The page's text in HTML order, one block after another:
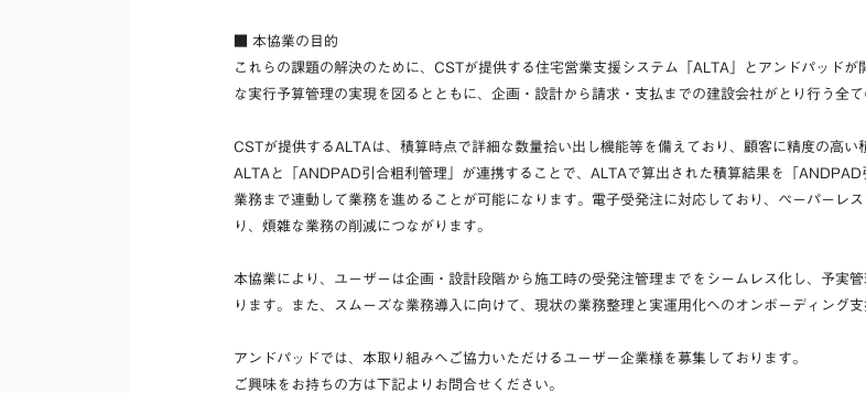
■ 本協業の目的
これらの課題の解決のために、CSTが提供する住宅営業支援システム「ALTA」とアンドパッド
な実行予算管理の実現を図るとともに、企画・設計から請求・支払までの建設会社がとり行う全
CSTが提供するALTAは、積算時点で詳細な数量拾い出し機能等を備えており、顧客に精度の高い
ALTAと「ANDPAD引合粗利管理」が連携することで、ALTAで算出された積算結果を「
業務まで連動して業務を進めることが可能になります。電子受発注に対応しており、ペーパーレ
り、煩雑な業務の削減につながります。
本協業により、ユーザーは企画・設計段階から施工時の受発注管理までをシームレス化し、 予実
ります。また、スムーズな業務導入に向けて、現状の業務整理と実運用化へのオンボーディング支
アンドパッドでは、本取り組みへご協力いただけるユーザー企業様を募集しております。
ご興味をお持ちの方は下記よりお問合せください。